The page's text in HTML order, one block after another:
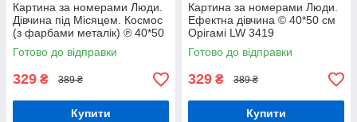
Картина за номерами Люди.
Дівчина під Місяцем. Космос
(з фарбами металік) ℗ 40*50
см Орігамі LW 3401
Готово до відправки
329 ₴ 389 ₴
Купити
Картина за номерами Люди.
Ефектна дівчина © 40*50 см
Орігамі LW 3419
Готово до відправки
329 ₴ 389 ₴
Купити